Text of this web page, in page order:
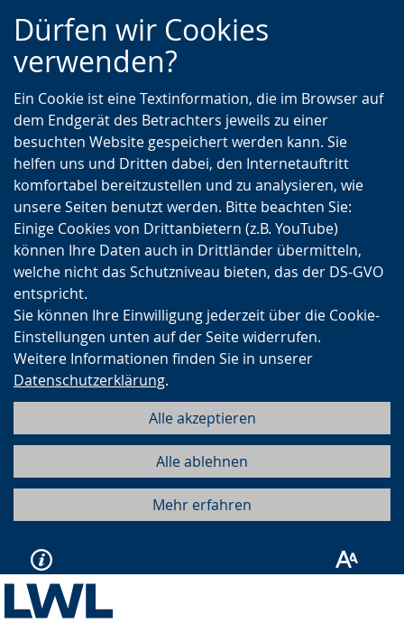
Zur
Hauptnavigation
Zur
Seitennavigation
Zum
Inhalt
Dürfen wir Cookies
verwenden?
Ein Cookie ist eine Textinformation, die im Browser auf
dem Endgerät des Betrachters jeweils zu einer
besuchten Website gespeichert werden kann. Sie
helfen uns und Dritten dabei, den Internetauftritt
komfortabel bereitzustellen und zu analysieren, wie
unsere Seiten benutzt werden. Bitte beachten Sie:
Einige Cookies von Drittanbietern (z.B. YouTube)
können Ihre Daten auch in Drittländer übermitteln,
welche nicht das Schutzniveau bieten, das der DS-GVO
entspricht.
Sie können Ihre Einwilligung jederzeit über die Cookie-
Einstellungen unten auf der Seite widerrufen.
Weitere Informationen finden Sie in unserer
Datenschutzerklärung.
Alle akzeptieren
Alle ablehnen
Mehr erfahren